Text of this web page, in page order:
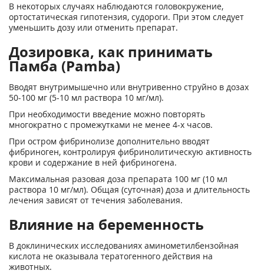
В некоторых случаях наблюдаются головокружение,
ортостатическая гипотензия, судороги. При этом следует
уменьшить дозу или отменить препарат.
Дозировка, как принимать
Памба (Pamba)
Вводят внутримышечно или внутривенно струйно в дозах
50-100 мг (5-10 мл раствора 10 мг/мл).
При необходимости введение можно повторять
многократно с промежутками не менее 4-х часов.
При остром фибринолизе дополнительно вводят
фибриноген, контролируя фибринолитическую активность
крови и содержание в ней фибриногена.
Максимальная разовая доза препарата 100 мг (10 мл
раствора 10 мг/мл). Общая (суточная) доза и длительность
лечения зависят от течения заболевания.
Влияние на беременность
В доклинических исследованиях аминометилбензойная
кислота не оказывала тератогенного действия на
животных.